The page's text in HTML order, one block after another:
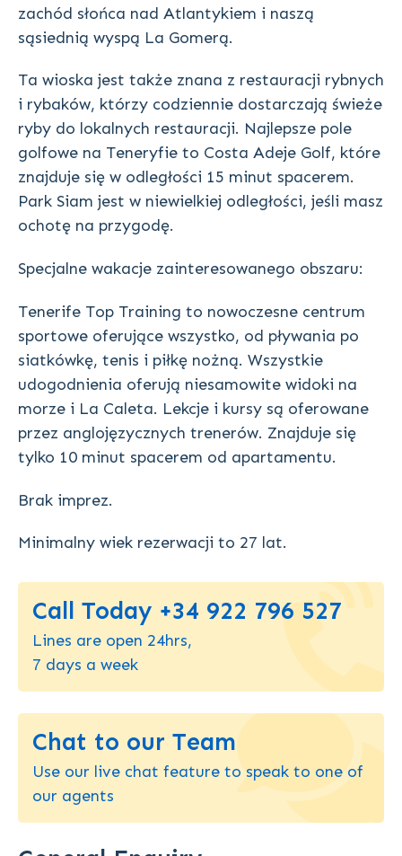
zachód słońca nad Atlantykiem i naszą
sąsiednią wyspą La Gomerą.
Ta wioska jest także znana z restauracji rybnych
i rybaków, którzy codziennie dostarczają świeże
ryby do lokalnych restauracji. Najlepsze pole
golfowe na Teneryfie to Costa Adeje Golf, które
znajduje się w odległości 15 minut spacerem.
Park Siam jest w niewielkiej odległości, jeśli masz
ochotę na przygodę.
Specjalne wakacje zainteresowanego obszaru:
Tenerife Top Training to nowoczesne centrum
sportowe oferujące wszystko, od pływania po
siatkówkę, tenis i piłkę nożną. Wszystkie
udogodnienia oferują niesamowite widoki na
morze i La Caleta. Lekcje i kursy są oferowane
przez anglojęzycznych trenerów. Znajduje się
tylko 10 minut spacerem od apartamentu.
Brak imprez.
Minimalny wiek rezerwacji to 27 lat.
Call Today +34 922 796 527
Lines are open 24hrs,
7 days a week
Chat to our Team
Use our live chat feature to speak to one of
our agents